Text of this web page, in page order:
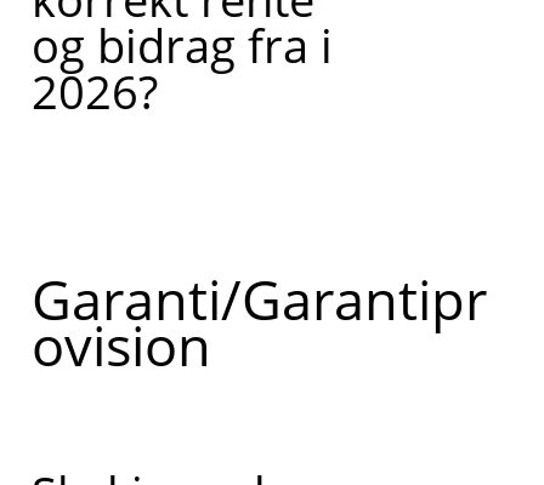
og bidrag fra i
2026?
Garanti/Garantipr
ovision